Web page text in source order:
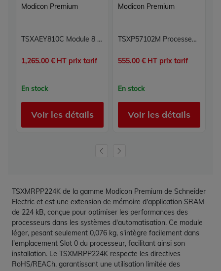
Modicon Premium
TSXAEY810C Module 8 entrées analogiques Carte 8E Modicon Premium Schneider Electric
1,265.00 € HT prix tarif
En stock
Voir les détails
Modicon Premium
TSXP57102M Processeur Modicon Premium Schneider Electric
555.00 € HT prix tarif
En stock
Voir les détails
TSXMRPP224K de la gamme Modicon Premium de Schneider
Electric et est une extension de mémoire d'application SRAM
de 224 kB, conçue pour optimiser les performances des
processeurs dans les systèmes d'automatisation. Ce module
léger, pesant seulement 0,076 kg, s'intègre facilement dans
l'emplacement Slot 0 du processeur, facilitant ainsi son
installation. Le TSXMRPP224K respecte les directives
RoHS/REACh, garantissant une utilisation limitée des